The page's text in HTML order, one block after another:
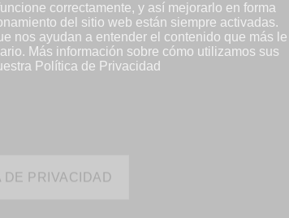
Minero
correctamente, y así mejorarlo en forma
del sitio web están siempre activadas.
nos ayudan a entender el contenido que más le
Más información sobre cómo utilizamos sus
Política de Privacidad